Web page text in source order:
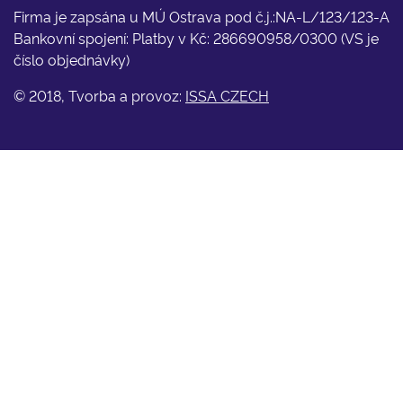
Firma je zapsána u MÚ Ostrava pod č.j.:NA-L/123/123-A
Bankovní spojení: Platby v Kč: 286690958/0300 (VS je
číslo objednávky)
© 2018, Tvorba a provoz: ISSA CZECH